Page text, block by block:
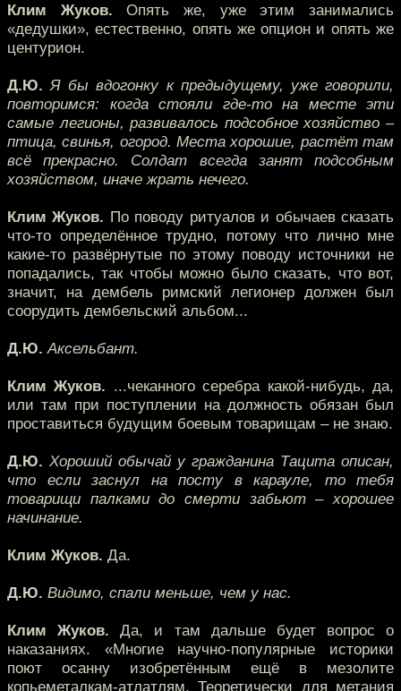
Клим Жуков. Опять же, уже этим занимались
«дедушки», естественно, опять же опцион и опять же
центурион.
Д.Ю. Я бы вдогонку к предыдущему, уже говорили,
повторимся: когда стояли где-то на месте эти
самые легионы, развивалось подсобное хозяйство –
птица, свинья, огород. Места хорошие, растёт там
всё прекрасно. Солдат всегда занят подсобным
хозяйством, иначе жрать нечего.
Клим Жуков. По поводу ритуалов и обычаев сказать
что-то определённое трудно, потому что лично мне
какие-то развёрнутые по этому поводу источники не
попадались, так чтобы можно было сказать, что вот,
значит, на дембель римский легионер должен был
соорудить дембельский альбом...
Д.Ю. Аксельбант.
Клим Жуков. ...чеканного серебра какой-нибудь, да,
или там при поступлении на должность обязан был
проставиться будущим боевым товарищам – не знаю.
Д.Ю. Хороший обычай у гражданина Тацита описан,
что если заснул на посту в карауле, то тебя
товарищи палками до смерти забьют – хорошее
начинание.
Клим Жуков. Да.
Д.Ю. Видимо, спали меньше, чем у нас.
Клим Жуков. Да, и там дальше будет вопрос о
наказаниях. «Многие научно-популярные историки
поют осанну изобретённым ещё в мезолите
копьеметалкам-атлатлям. Теоретически для метания